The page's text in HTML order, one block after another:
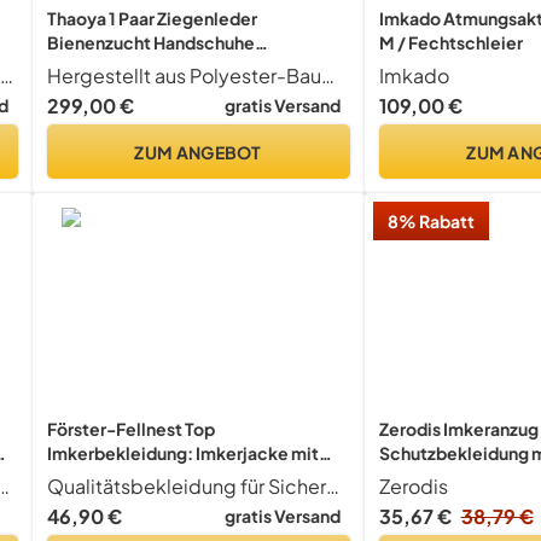
Professioneller Anzug für guten Schutz
Thaoya 1 Paar Ziegenleder
Bienenzucht Handschuhe
Handschuhe Schutz für die Anfänger
Imker mit 28 cm Lang Leinwand
Ärmel Color One
Hergestellt aus Polyester-Baumwolle, Ziegenleder und Canvas.
299,00 €
gratis Versand
ZUM ANGEBOT
Imkado
M / Fechtschleier
Imkado
109,00 €
ZUM
Rundschleier
Förster-Fellnest Top
Imkerbekleidung: Imkerjacke mit
Wulstkragen in der Größe M (50/52)Qualitätsbekleidung für Sicherheit bei optimalem Tragekomfort
46,90 €
gratis Versand
8% Rabatt
Zerodis
Schutzbekleidung
Professionelle
Ausrüstung XXL für
Frauen
Zerodis
35,67 € 38,79 €